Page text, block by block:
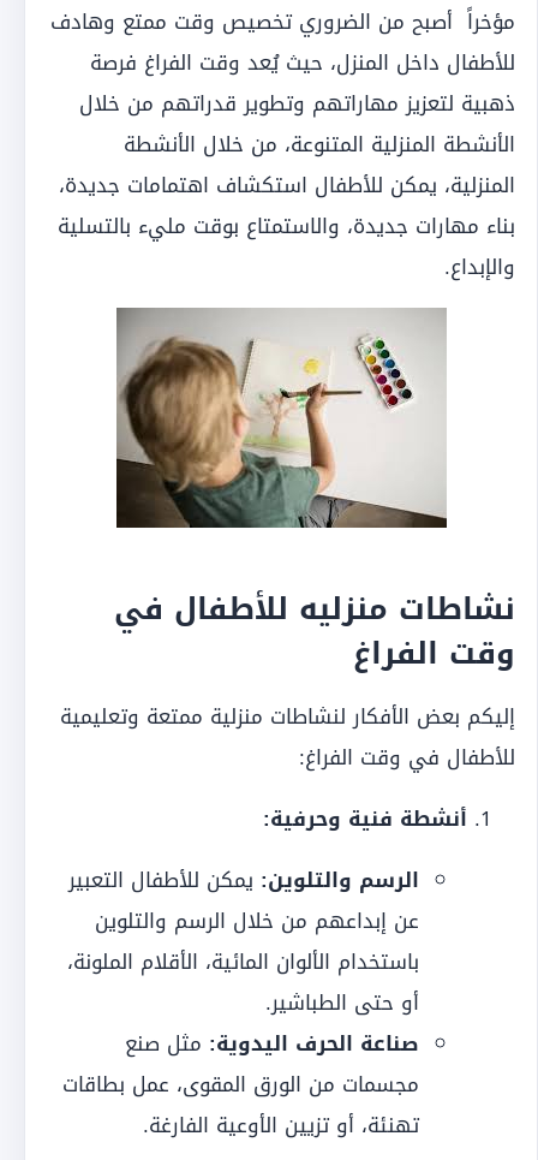
مؤخراً أصبح من الضروري تخصيص وقت ممتع وهادف
للأطفال داخل المنزل، حيث يُعد وقت الفراغ فرصة
ذهبية لتعزيز مهاراتهم وتطوير قدراتهم من خلال
الأنشطة المنزلية المتنوعة، من خلال الأنشطة
المنزلية، يمكن للأطفال استكشاف اهتمامات جديدة،
بناء مهارات جديدة، والاستمتاع بوقت مليء بالتسلية
والإبداع.
نشاطات منزليه للأطفال في
وقت الفراغ
إليكم بعض الأفكار لنشاطات منزلية ممتعة وتعليمية
للأطفال في وقت الفراغ:
أنشطة فنية وحرفية:
الرسم والتلوين: يمكن للأطفال التعبير
عن إبداعهم من خلال الرسم والتلوين
باستخدام الألوان المائية، الأقلام الملونة،
أو حتى الطباشير.
صناعة الحرف اليدوية: مثل صنع
مجسمات من الورق المقوى، عمل بطاقات
تهنئة، أو تزيين الأوعية الفارغة.